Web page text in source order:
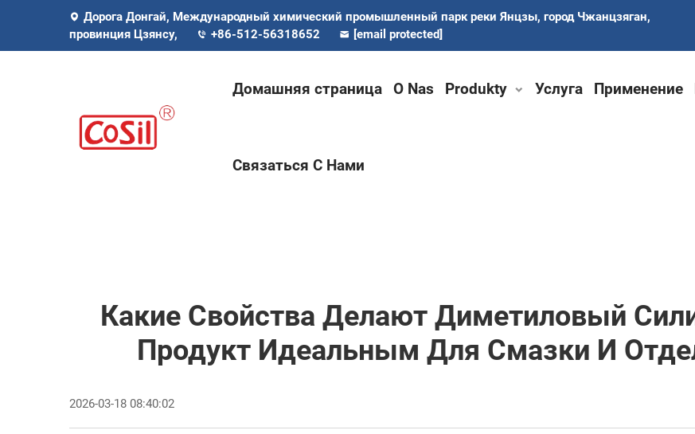
Дорога Донгай, Международный химический промышленный парк реки Янцзы, город Чжанцзяган,
провинция Цзянсу,
+86-512-56318652 [email protected]
Домашняя страница O Nas Produkty Услуга Применение
Связаться С Нами
Какие Свойства Делают Диметиловый
Продукт Идеальным Для Смазки И
2026-03-18 08:40:02